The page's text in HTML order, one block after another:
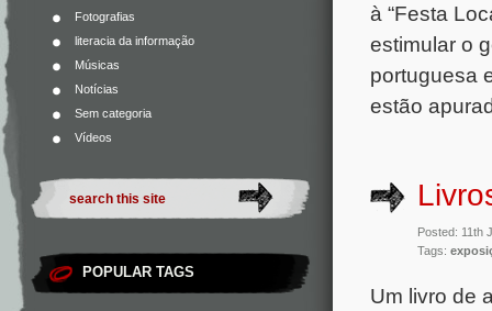
Fotografias
literacia da informação
Músicas
Notícias
Sem categoria
Vídeos
POPULAR TAGS
à “Festa
estimular o
portuguesa
estão
Posted: 11th
Tags:
Um livro de